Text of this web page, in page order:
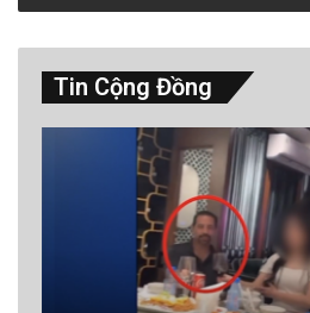
Tin Cộng Đồng